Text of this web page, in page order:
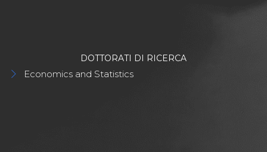
DOTTORATI DI RICERCA
Economics and Statistics